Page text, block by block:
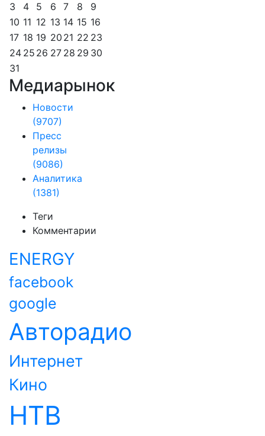
3
4 5 6 7 8
9
10 11 12 13 14 15 16
17 18 19 20 21 22 23
24 25 26 27 28 29 30
31
Медиарынок
Новости
(9707)
Пресс
релизы
(9086)
Аналитика
(1381)
Теги
Комментарии
ENERGY
facebook
google
Авторадио
Интернет
Кино
НТВ